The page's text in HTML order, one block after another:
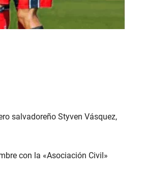
salvadoreño Styven Vásquez,
con la «Asociación Civil»